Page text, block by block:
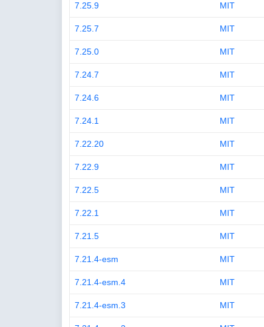
7.25.9 MIT
7.25.7 MIT
7.25.0 MIT
7.24.7 MIT
7.24.6 MIT
7.24.1 MIT
7.22.20 MIT
7.22.9 MIT
7.22.5 MIT
7.22.1 MIT
7.21.5 MIT
7.21.4-esm MIT
7.21.4-esm.4 MIT
7.21.4-esm.3 MIT